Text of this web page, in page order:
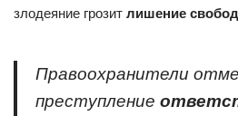
злодеяние грозит лишение
Правоохранители
преступление